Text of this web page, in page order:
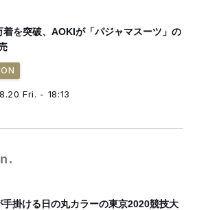
着を突破、AOKIが「パジャマスーツ」の
Fri. - 18:13
掛ける日の丸カラーの東京2020競技大